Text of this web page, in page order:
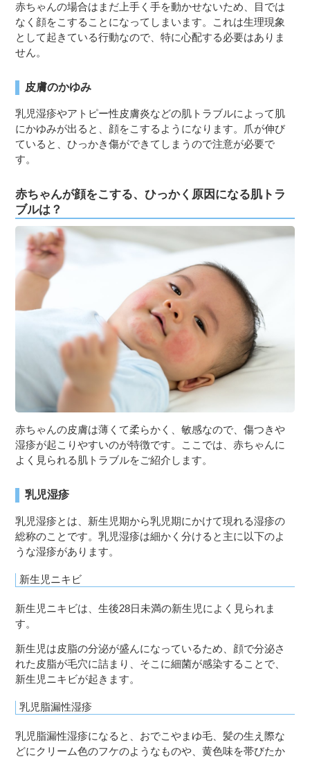
赤ちゃんの場合はまだ上手く手を動かせないため、目では
なく顔をこすることになってしまいます。これは生理現象
として起きている行動なので、特に心配する必要はありま
せん。
皮膚のかゆみ
乳児湿疹やアトピー性皮膚炎などの肌トラブルによって肌
にかゆみが出ると、顔をこするようになります。爪が伸び
ていると、ひっかき傷ができてしまうので注意が必要で
す。
赤ちゃんが顔をこする、ひっかく原因になる肌トラ
ブルは？
赤ちゃんの皮膚は薄くて柔らかく、敏感なので、傷つきや
湿疹が起こりやすいのが特徴です。ここでは、赤ちゃんに
よく見られる肌トラブルをご紹介します。
乳児湿疹
乳児湿疹とは、新生児期から乳児期にかけて現れる湿疹の
総称のことです。乳児湿疹は細かく分けると主に以下のよ
うな湿疹があります。
新生児ニキビ
新生児ニキビは、生後28日未満の新生児によく見られま
す。
新生児は皮脂の分泌が盛んになっているため、顔で分泌さ
れた皮脂が毛穴に詰まり、そこに細菌が感染することで、
新生児ニキビが起きます。
乳児脂漏性湿疹
乳児脂漏性湿疹になると、おでこやまゆ毛、髪の生え際な
どにクリーム色のフケのようなものや、黄色味を帯びたか